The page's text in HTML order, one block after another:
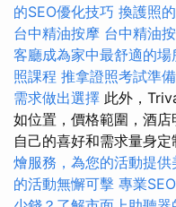
的SEO優化技巧 換護照
台中精油按摩 台中精油
客廳成為家中最舒適的場
照課程 推拿證照考試準備
需求做出選擇 此外，
如位置，價格範圍，酒
自己的喜好和需求量身定
燴服務，為您的活動提供
的活動無懈可擊 專業